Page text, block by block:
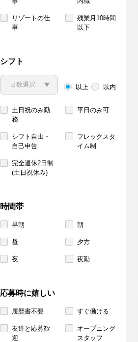
リゾートの仕
事
残業月10時間
以下
シフト
以上 以内
土日祝のみ勤
務
平日のみ可
シフト自由・
自己申告
フレックスタ
イム制
完全週休2日制
(土日祝休み)
時間帯
早朝 朝
昼 夕方
夜 夜勤
応募時に嬉しい
履歴書不要 すぐ働ける
友達と応募歓
迎
オープニング
スタッフ